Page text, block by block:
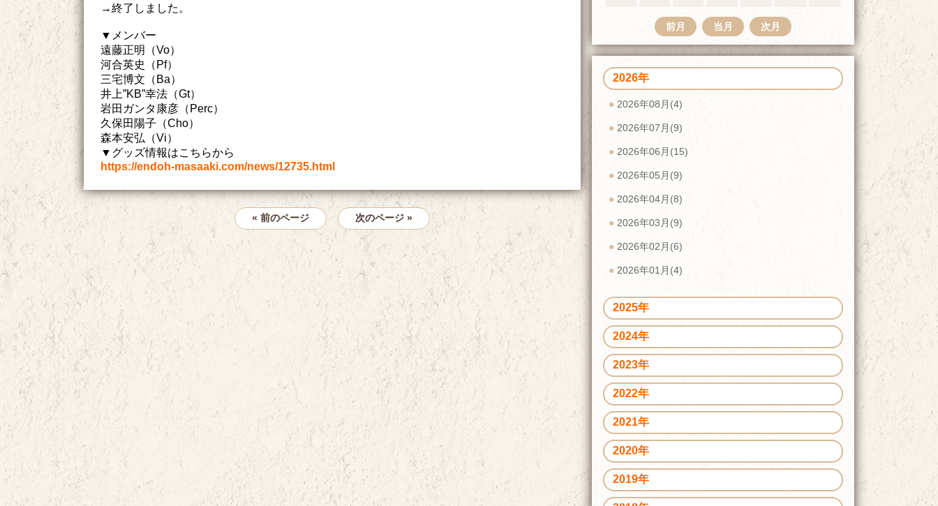
→終了しました。
▼メンバー
遠藤正明（Vo）
河合英史（Pf）
三宅博文（Ba）
井上”KB”幸法（Gt）
岩田ガンタ康彦（Perc）
久保田陽子（Cho）
森本安弘（Vi）
▼グッズ情報はこちらから
https://endoh-masaaki.com/news/12735.html
« 前のページ 次のページ »
前月 当月 次月
2026年
2026年08月(4)
2026年07月(9)
2026年06月(15)
2026年05月(9)
2026年04月(8)
2026年03月(9)
2026年02月(6)
2026年01月(4)
2025年
2024年
2023年
2022年
2021年
2020年
2019年